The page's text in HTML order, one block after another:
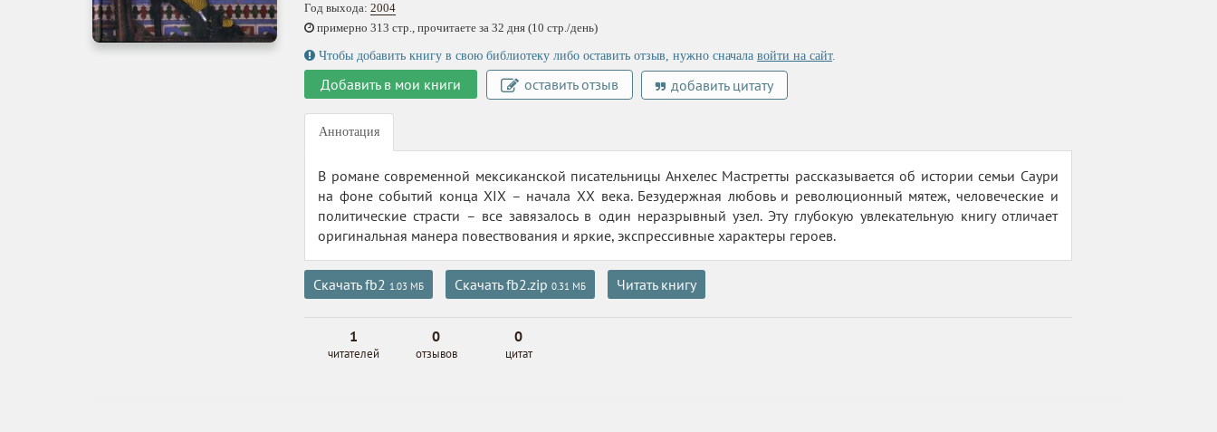
Год выхода: 2004
примерно 313 стр., прочитаете за 32 дня (10 стр./день)
Чтобы добавить книгу в свою библиотеку либо оставить отзыв, нужно сначала войти на сайт.
Добавить в мои книги оставить отзыв добавить цитату
Аннотация
В романе современной мексиканской писательницы Анхелес Мастретты рассказывается об истории семьи Саури
на фоне событий конца XIX – начала XX века. Безудержная любовь и революционный мятеж, человеческие и
политические страсти – все завязалось в один неразрывный узел. Эту глубокую увлекательную книгу отличает
оригинальная манера повествования и яркие, экспрессивные характеры героев.
Скачать fb2 1.03 МБ Скачать fb2.zip 0.31 МБ Читать книгу
1
читателей
0
отзывов
0
цитат